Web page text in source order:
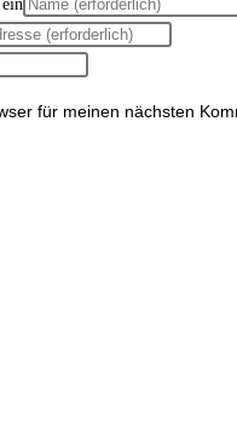
für meinen nächsten